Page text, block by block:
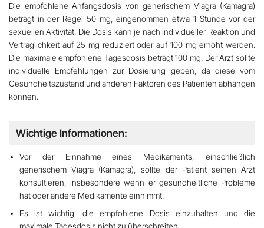
Die empfohlene Anfangsdosis von generischem Viagra (Kamagra)
beträgt in der Regel 50 mg, eingenommen etwa 1 Stunde vor der
sexuellen Aktivität. Die Dosis kann je nach individueller Reaktion und
Verträglichkeit auf 25 mg reduziert oder auf 100 mg erhöht werden.
Die maximale empfohlene Tagesdosis beträgt 100 mg. Der Arzt sollte
individuelle Empfehlungen zur Dosierung geben, da diese vom
Gesundheitszustand und anderen Faktoren des Patienten abhängen
können.
Wichtige Informationen:
Vor der Einnahme eines Medikaments, einschließlich
generischem Viagra (Kamagra),sollte der Patient seinen Arzt
konsultieren , insbesondere wenn er gesundheitliche Probleme
hat oder andere Medikamente einnimmt.
Es ist wichtig,die empfohlene Dosis einzuhalten und die